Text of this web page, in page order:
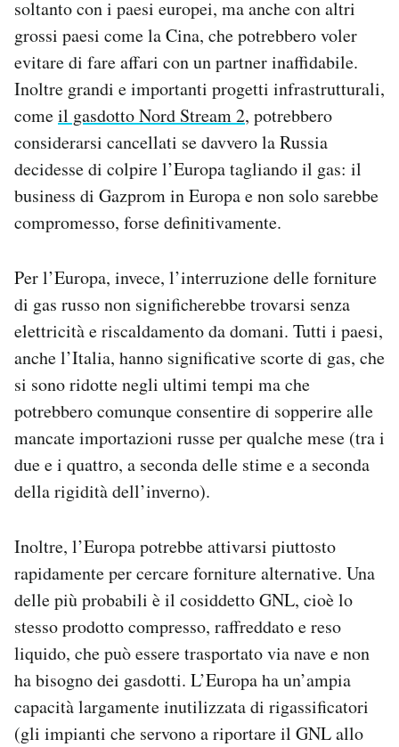
soltanto con i paesi europei, ma anche con altri
grossi paesi come la Cina, che potrebbero voler
evitare di fare affari con un partner inaffidabile.
Inoltre grandi e importanti progetti infrastrutturali,
comeil gasdotto Nord Stream 2, potrebbero
considerarsi cancellati se davvero la Russia
decidesse di colpire l’Europa tagliando il gas: il
business di Gazprom in Europa e non solo sarebbe
compromesso, forse definitivamente.
Per l’Europa, invece, l’interruzione delle forniture
di gas russo non significherebbe trovarsi senza
elettricità e riscaldamento da domani. Tutti i paesi,
anche l’Italia, hanno significative scorte di gas, che
si sono ridotte negli ultimi tempi ma che
potrebbero comunque consentire di sopperire alle
mancate importazioni russe per qualche mese (tra i
due e i quattro, a seconda delle stime e a seconda
della rigidità dell’inverno).
Inoltre, l’Europa potrebbe attivarsi piuttosto
rapidamente per cercare forniture alternative. Una
delle più probabili è il cosiddetto GNL, cioè lo
stesso prodotto compresso, raffreddato e reso
liquido, che può essere trasportato via nave e non
ha bisogno dei gasdotti. L’Europa ha un’ampia
capacità largamente inutilizzata di rigassificatori
(gli impianti che servono a riportare il GNL allo